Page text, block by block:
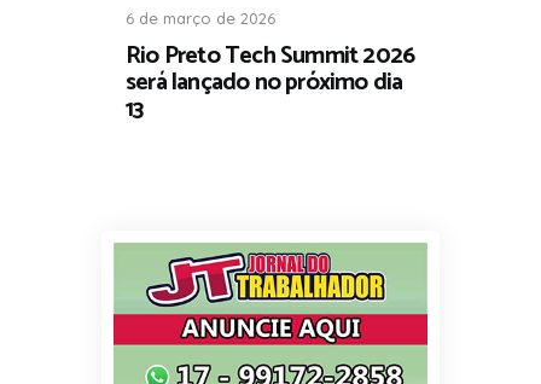
6 de março de 2026
Rio Preto Tech Summit 2026
será lançado no próximo dia
13